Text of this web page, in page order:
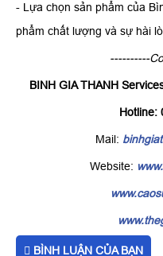
- Lựa chọn sản phẩm của
phẩm chất lượng và sự hài
----------
BINH GIA THANH
Hotline:
Mail:
Website:
BÌNH LUẬN CỦA BẠN